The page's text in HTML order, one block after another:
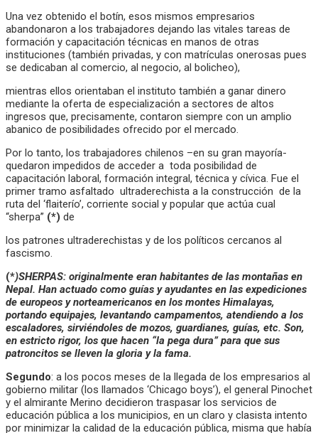
Una vez obtenido el botín, esos mismos empresarios
abandonaron a los trabajadores dejando las vitales tareas de
formación y capacitación técnicas en manos de otras
instituciones (también privadas, y con matrículas onerosas pues
se dedicaban al comercio, al negocio, al bolicheo),
mientras ellos orientaban el instituto también a ganar dinero
mediante la oferta de especialización a sectores de altos
ingresos que, precisamente, contaron siempre con un amplio
abanico de posibilidades ofrecido por el mercado.
Por lo tanto, los trabajadores chilenos –en su gran mayoría-
quedaron impedidos de acceder a toda posibilidad de
capacitación laboral, formación integral, técnica y cívica. Fue el
primer tramo asfaltado ultraderechista a la construcción de la
ruta del ‘flaiterío’, corriente social y popular que actúa cual
“sherpa” (*) de
los patrones ultraderechistas y de los políticos cercanos al
fascismo.
(*)SHERPAS: originalmente eran habitantes de las montañas en
Nepal. Han actuado como guías y ayudantes en las expediciones
de europeos y norteamericanos en los montes Himalayas,
portando equipajes, levantando campamentos, atendiendo a los
escaladores, sirviéndoles de mozos, guardianes, guías, etc. Son,
en estricto rigor, los que hacen “la pega dura” para que sus
patroncitos se lleven la gloria y la fama.
Segundo: a los pocos meses de la llegada de los empresarios al
gobierno militar (los llamados ‘Chicago boys’), el general Pinochet
y el almirante Merino decidieron traspasar los servicios de
educación pública a los municipios, en un claro y clasista intento
por minimizar la calidad de la educación pública, misma que había